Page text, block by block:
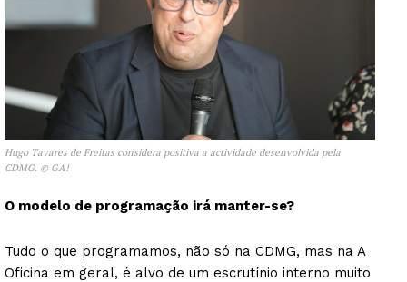
Hugo Tavares de Freitas considera positiva a actividade desenvolvida pela
CDMG. © GA!
O modelo de programação irá manter-se?
Tudo o que programamos, não só na CDMG, mas na A
Oficina em geral, é alvo de um escrutínio interno muito